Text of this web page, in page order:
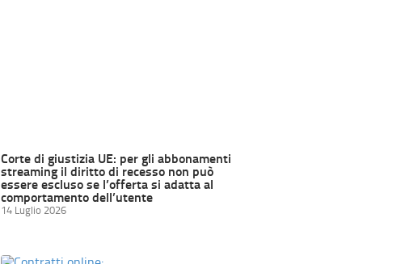
Corte di giustizia UE: per gli abbonamenti
streaming il diritto di recesso non può
essere escluso se l’offerta si adatta al
comportamento dell’utente
14 Luglio 2026